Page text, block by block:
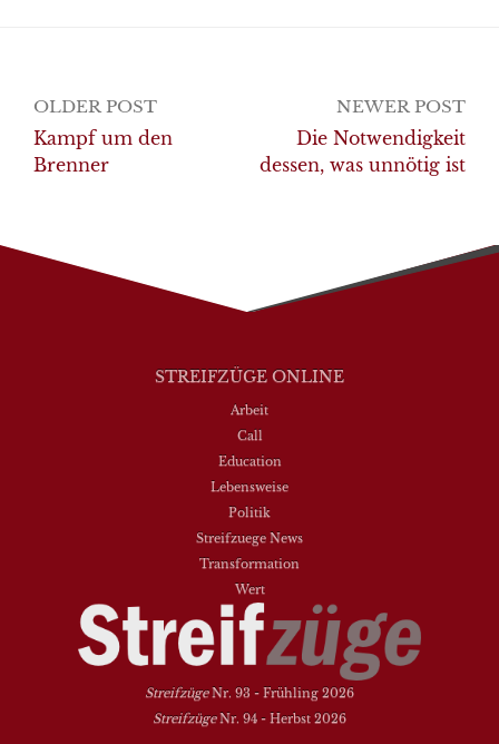
Post
navigation
OLDER POST
Kampf um den
Brenner
NEWER POST
Die Notwendigkeit
dessen, was unnötig ist
STREIFZÜGE ONLINE
Arbeit
Call
Education
Lebensweise
Politik
Streifzuege News
Transformation
Wert
StreifzügeNr. 93 - Frühling 2026
StreifzügeNr. 94 - Herbst 2026